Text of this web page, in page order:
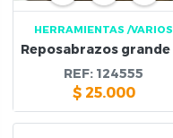
HERRAMIENTAS /VARIOS
REF: 124555
$ 25.000